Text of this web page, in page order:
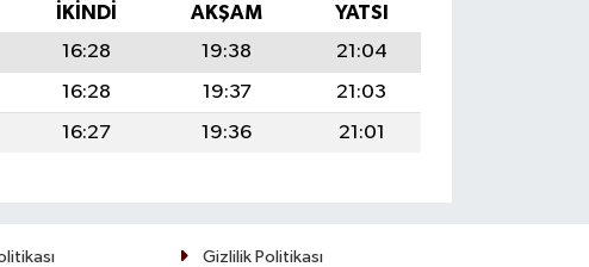
İKINDI AKŞAM
YATSI
16:28 19:38
21:04
16:28 19:37
21:03
16:27 19:36 21:01
Gizlilik Politikası